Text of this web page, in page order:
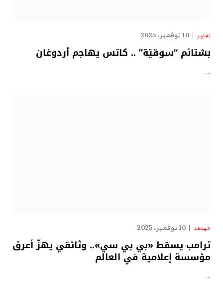
تقارير 10 نوفمبر، 2025
بشتائم “سوقيّة” .. كاتس يهاجم أردوغان
…
الهدهد 10 نوفمبر، 2025
ترامب يسقط «بي بي سي».. وثائقي يهزّ أعرق
مؤسسة إعلامية في العالم
…